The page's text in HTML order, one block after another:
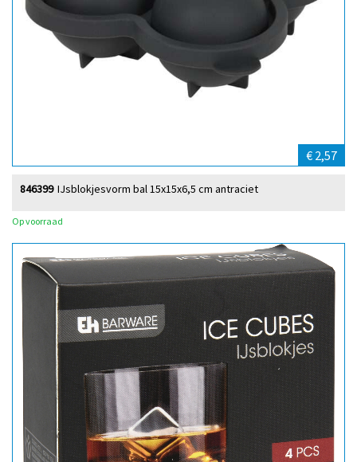
€ 2,57
IJsblokjesvorm bal 15x15x6,5 cm antraciet
846399
Op voorraad